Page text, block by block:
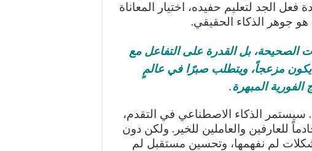
الجد لتعليم حفيده، اختيار المعاناة
هو جوهر الذكاء الحقيقي.
الصحيحة، بل القدرة على التفاعل مع
مزعجاً، ويتطلب صبرًا في عالمٍ
الفورية المبهرة.
الذكاء الاصطناعي في التقدم،
للعارفين والعاملين للخير. ولكن دون
لم نفهمها، وتحسين مستقبل لم